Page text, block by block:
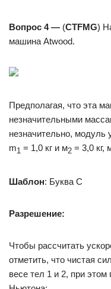
Вопрос 4 — (CTFMG)
машина Atwood.
Предполагая, что эта
незначительными
незначительно, модуль
m1 = 1,0 кг и м2 = 3,0 кг,
Шаблон: Буква C
Разрешение:
Чтобы рассчитать
отметить, что чистая
весе тел 1 и 2, при